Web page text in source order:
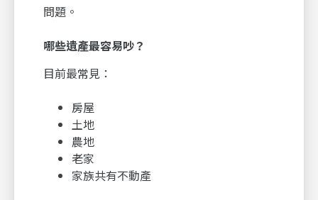
問題。
哪些遺產最容易吵？
目前最常見：
房屋
土地
農地
老家
家族共有不動產